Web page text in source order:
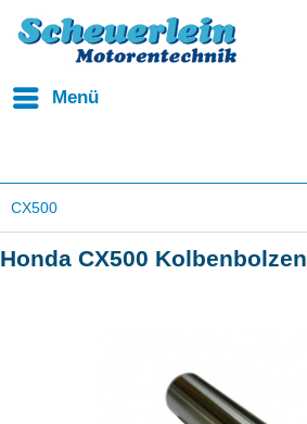
Menü
CX500
Honda CX500 Kolbenbolzen